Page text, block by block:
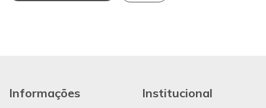
Informações Institucional